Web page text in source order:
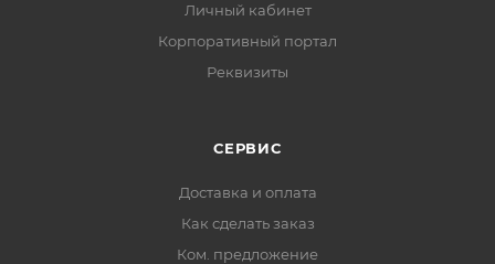
Личный кабинет
Корпоративный портал
Реквизиты
СЕРВИС
Доставка и оплата
Как сделать заказ
Ком. предложение